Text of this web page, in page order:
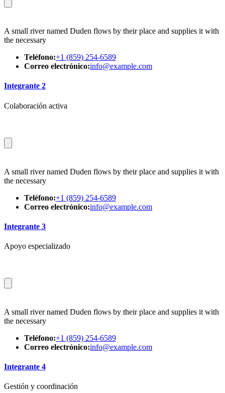
A small river named Duden flows by their place and supplies it with
the necessary
Teléfono:+1 (859) 254-6589
Correo electrónico:info@example.com
Integrante 2
Colaboración activa
A small river named Duden flows by their place and supplies it with
the necessary
Teléfono:+1 (859) 254-6589
Correo electrónico:info@example.com
Integrante 3
Apoyo especializado
A small river named Duden flows by their place and supplies it with
the necessary
Teléfono:+1 (859) 254-6589
Correo electrónico:info@example.com
Integrante 4
Gestión y coordinación